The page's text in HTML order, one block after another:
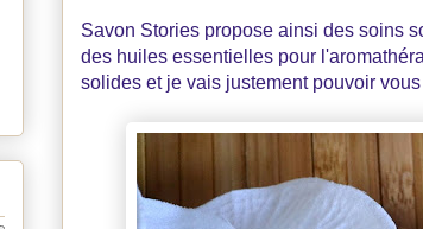
Savon Stories propose ainsi des soins
des huiles essentielles pour
solides et je vais justement pouvoir